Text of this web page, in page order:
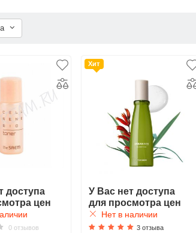
доступа
цен
0 отзывов
Хит
У Вас нет доступа
для просмотра цен
Нет в наличии
3 отзыва